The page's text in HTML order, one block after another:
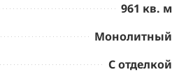
961 кв. м
Монолитный
С отделкой